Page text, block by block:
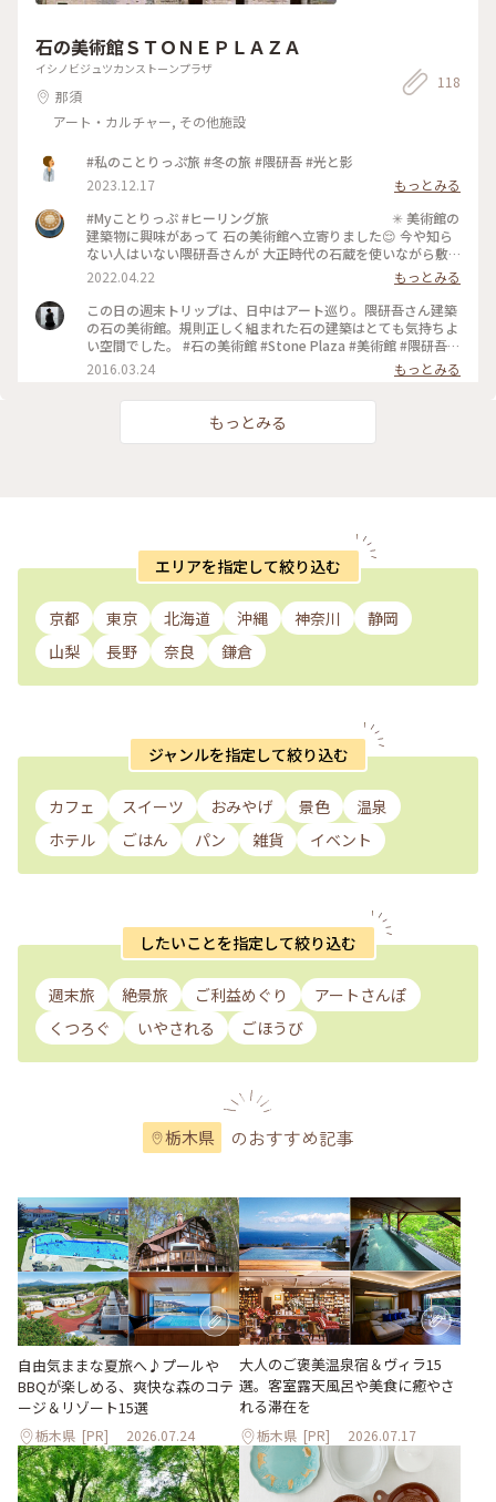
石の美術館ＳＴＯＮＥＰＬＡＺＡ
イシノビジュツカンストーンプラザ
那須
アート・カルチャー, その他施設
118
#私のことりっぷ旅 #冬の旅 #隈研吾 #光と影
2023.12.17
もっとみる
#Myことりっぷ #ヒーリング旅 ✳︎ 美術館の
建築物に興味があって 石の美術館へ立寄りました😌 今や知ら
ない人はいない隈研吾さんが 大正時代の石蔵を使いながら敷
地全体を アート鑑賞の散歩道として再構成した建物です。 イ
タリア🇮🇹ヴェローナの 国際石材建築大賞を受賞されてるそ
うです✨ ✳︎ 内部は冷んやりとした空気が漂
っていて 弦楽器のインストが流れていたのですが その残響が
独特な響き方をしていました。 低音で揺らぐあの空間は 日常
2022.04.22
もっとみる
この日の週末トリップは、日中はアート巡り。隈研吾さん建築
の石の美術館。規則正しく組まれた石の建築はとても気持ちよ
い空間でした。 #石の美術館 #Stone Plaza #美術館 #隈研吾 #
アート #栃木
2016.03.24 もっとみる
もっとみる
エリアを指定して絞り込む
京都 東京 北海道 沖縄 神奈川
静岡
山梨
長野 奈良 鎌倉
ジャンルを指定して絞り込む
カフェ スイーツ おみやげ 景色
温泉
ホテル
ごはん パン 雑貨 イベント
したいことを指定して絞り込む
週末旅 絶景旅 ご利益めぐり
アートさんぽ
くつろぐ
いやされる ごほうび
栃木県 のおすすめ記事
自由気ままな夏旅へ♪プールや
BBQが楽しめる、爽快な森のコテ
ージ＆リゾート15選
栃木県 [PR] 2026.07.24
大人のご褒美温泉宿＆ヴィラ15
選。客室露天風呂や美食に癒やさ
れる滞在を
栃木県 [PR] 2026.07.17